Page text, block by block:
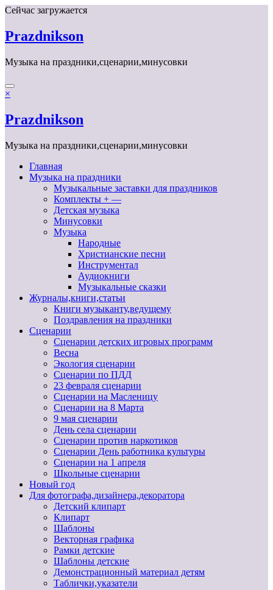
Перейти
содержимому
Сейчас загружается
Prazdnikson
Музыка на праздники,сценарии,минусовки
×
Prazdnikson
Музыка на праздники,сценарии,минусовки
Главная
Музыка на праздники
Музыкальные заставки для праздников
Комплекты + —
Детская музыка
Минусовки
Музыка
Народные
Христианские песни
Инструментал
Аудиокниги
Музыкальные сказки
Журналы,книги,статьи
Книги музыканту,ведущему
Поздравления на праздники
Сценарии
Сценарии детских игровых программ
Весна
Экология сценарии
Сценарии по ПДД
23 февраля сценарии
Сценарии на Масленицу
Сценарии на 8 Марта
9 мая сценарии
День села сценарии
Сценарии против наркотиков
Сценарии День работника культуры
Сценарии на 1 апреля
Школьные сценарии
Новый год
Для фотографа,дизайнера,декоратора
Детский клипарт
Клипарт
Шаблоны
Векторная графика
Рамки детские
Шаблоны детские
Демонстрационный материал детям
Таблички,указатели